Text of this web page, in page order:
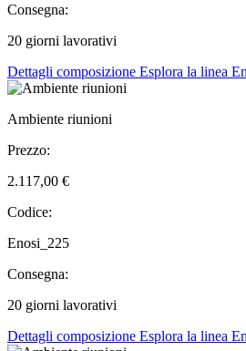
Consegna:
20 giorni lavorativi
Dettagli composizione Esplora la linea
Ambiente riunioni
Prezzo:
2.117,00 €
Codice:
Enosi_225
Consegna:
20 giorni lavorativi
Dettagli composizione Esplora la linea